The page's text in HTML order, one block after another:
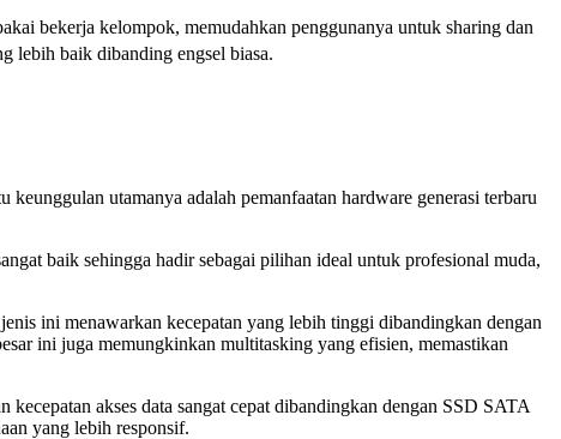
bekerja kelompok, memudahkan penggunanya untuk sharing dan
lebih baik dibanding engsel biasa.
utamanya adalah pemanfaatan hardware generasi terbaru
baik sehingga hadir sebagai pilihan ideal untuk profesional muda,
ini menawarkan kecepatan yang lebih tinggi dibandingkan dengan
ini juga memungkinkan multitasking yang efisien, memastikan
akses data sangat cepat dibandingkan dengan SSD SATA
yang lebih responsif.